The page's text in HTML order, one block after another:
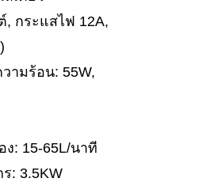
, กระแสไฟ 12A,
ามร้อน: 55W,
ง: 15-65L/นาที
: 3.5KW